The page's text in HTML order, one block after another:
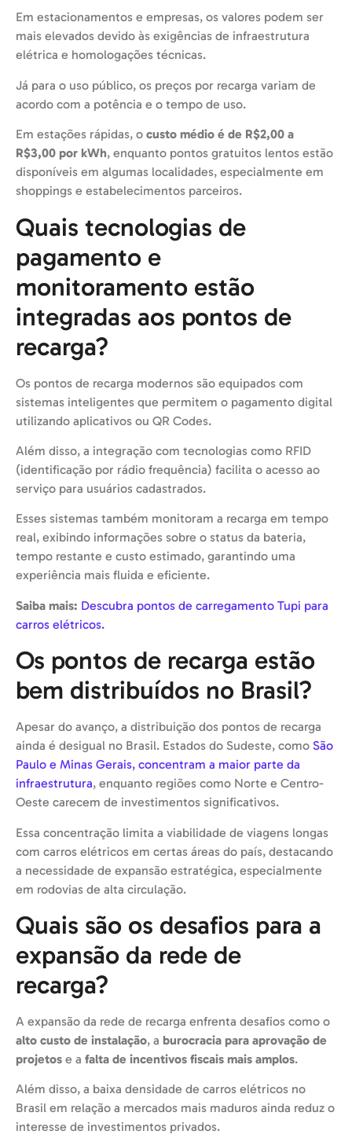
Em estacionamentos e empresas, os valores podem ser
mais elevados devido às exigências de infraestrutura
elétrica e homologações técnicas.
Já para o uso público, os preços por recarga variam de
acordo com a potência e o tempo de uso.
Em estações rápidas, o custo médio é de R$2,00 a
R$3,00 por kWh, enquanto pontos gratuitos lentos estão
disponíveis em algumas localidades, especialmente em
shoppings e estabelecimentos parceiros.
Quais tecnologias de
pagamento e
monitoramento estão
integradas aos pontos de
recarga?
Os pontos de recarga modernos são equipados com
sistemas inteligentes que permitem o pagamento digital
utilizando aplicativos ou QR Codes.
Além disso, a integração com tecnologias como RFID
(identificação por rádio frequência) facilita o acesso ao
serviço para usuários cadastrados.
Esses sistemas também monitoram a recarga em tempo
real, exibindo informações sobre o status da bateria,
tempo restante e custo estimado, garantindo uma
experiência mais fluida e eficiente.
Saiba mais: Descubra pontos de carregamento Tupi para
carros elétricos.
Os pontos de recarga estão
bem distribuídos no Brasil?
Apesar do avanço, a distribuição dos pontos de recarga
ainda é desigual no Brasil. Estados do Sudeste, como São
Paulo e Minas Gerais, concentram a maior parte da
infraestrutura, enquanto regiões como Norte e Centro-
Oeste carecem de investimentos significativos.
Essa concentração limita a viabilidade de viagens longas
com carros elétricos em certas áreas do país, destacando
a necessidade de expansão estratégica, especialmente
em rodovias de alta circulação.
Quais são os desafios para a
expansão da rede de
recarga?
A expansão da rede de recarga enfrenta desafios como o
alto custo de instalação, a burocracia para aprovação de
projetos e a falta de incentivos fiscais mais amplos.
Além disso, a baixa densidade de carros elétricos no
Brasil em relação a mercados mais maduros ainda reduz o
interesse de investimentos privados.